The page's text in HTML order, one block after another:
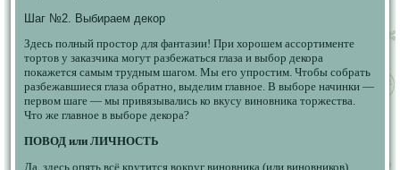
Шаг №2. Выбираем декор
Здесь полный простор для фантазии! При хорошем ассортименте
тортов у заказчика могут разбежаться глаза и выбор декора
покажется самым трудным шагом. Мы его упростим. Чтобы собрать
разбежавшиеся глаза обратно, выделим главное. В выборе начинки —
первом шаге — мы привязывались ко вкусу виновника торжества.
Что же главное в выборе декора?
ПОВОД или ЛИЧНОСТЬ
Да, здесь опять всё крутится вокруг виновника (или виновников)